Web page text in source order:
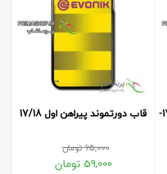
قاب بایرن مونیخ پیراهن سوم 17-
قاب دورتموند پیراهن اول 17/18
65,000تومان
59,000 تومان